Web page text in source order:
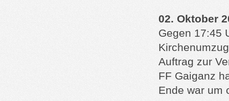
02. Oktober
Gegen 17:45
Auftrag zur
FF Gaiganz
Ende war um